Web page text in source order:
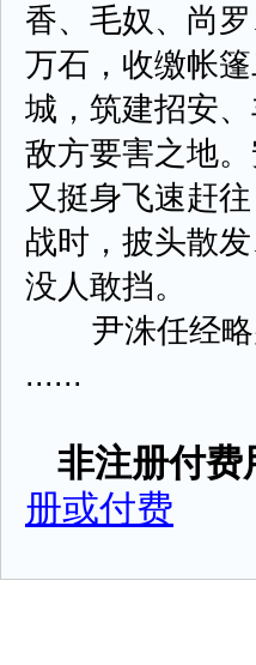
香、毛奴、尚
万石，收缴帐
城，筑建招安
敌方要害之地
又挺身飞速赶
战时，披头散
没人敢挡。
尹洙任经略
......
非注册付费
册或付费